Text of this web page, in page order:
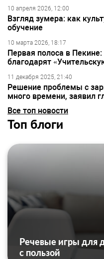
10 апреля 2026, 12:00
Взгляд зумера: как
обучение
10 марта 2026, 18:17
Первая полоса в Пекине:
благодарят
11 декабря 2025, 21:40
Решение проблемы с
много времени, заявил
Все топ новости
Топ блоги
Речевые игры для
с пользой